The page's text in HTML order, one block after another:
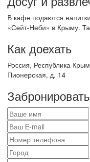
В кафе подаются
«Сейт-Неби» в Крыму.
Как доехать
Россия, Республика
Пионерская, д. 14